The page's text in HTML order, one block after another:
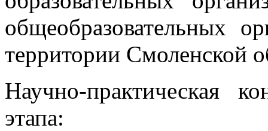
общеобразовательных
территории Смоленской
Научно-практическая
этапа: